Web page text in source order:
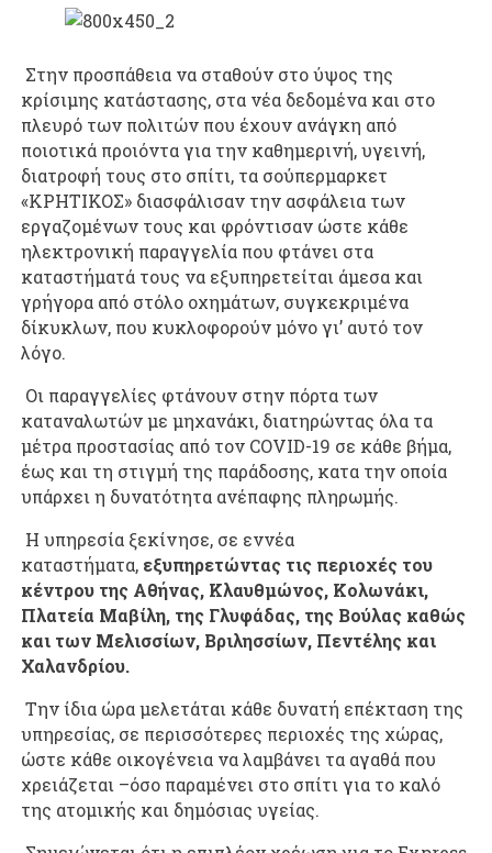
Στην προσπάθεια να σταθούν στο ύψος της
κρίσιμης κατάστασης, στα νέα δεδομένα και στο
πλευρό των πολιτών που έχουν ανάγκη από
ποιοτικά προιόντα για την καθημερινή, υγεινή,
διατροφή τους στο σπίτι, τα σούπερμαρκετ
«ΚΡΗΤΙΚΟΣ» διασφάλισαν την ασφάλεια των
εργαζομένων τους και φρόντισαν ώστε κάθε
ηλεκτρονική παραγγελία που φτάνει στα
καταστήματά τους να εξυπηρετείται άμεσα και
γρήγορα από στόλο οχημάτων, συγκεκριμένα
δίκυκλων, που κυκλοφορούν μόνο γι’ αυτό τον
λόγο.
Οι παραγγελίες φτάνουν στην πόρτα των
καταναλωτών με μηχανάκι, διατηρώντας όλα τα
μέτρα προστασίας από τον COVID-19 σε κάθε βήμα,
έως και τη στιγμή της παράδοσης, κατα την οποία
υπάρχει η δυνατότητα ανέπαφης πληρωμής.
Η υπηρεσία ξεκίνησε, σε εννέα
καταστήματα, εξυπηρετώντας τις περιοχές του
κέντρου της Αθήνας, Κλαυθμώνος, Κολωνάκι,
Πλατεία Μαβίλη, της Γλυφάδας, της Βούλας καθώς
και των Μελισσίων, Βριλησσίων, Πεντέλης και
Χαλανδρίου.
Την ίδια ώρα μελετάται κάθε δυνατή επέκταση της
υπηρεσίας, σε περισσότερες περιοχές της χώρας,
ώστε κάθε οικογένεια να λαμβάνει τα αγαθά που
χρειάζεται –όσο παραμένει στο σπίτι για το καλό
της ατομικής και δημόσιας υγείας.